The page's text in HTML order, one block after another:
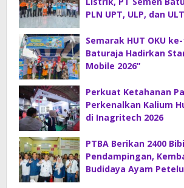
PLN UPT, ULP, dan
Semarak HUT OKU ke-
Baturaja Hadirkan
Mobile 2026”
Perkuat Ketahanan
Perkenalkan Kalium
di Inagritech 2026
PTBA Berikan 2400
Pendampingan,
Budidaya Ayam